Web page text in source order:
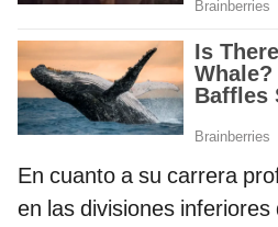
En cuanto a su carrera
en las divisiones